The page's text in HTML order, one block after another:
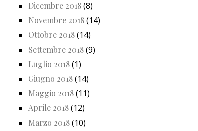
Dicembre 2018(8)
Novembre 2018(14)
Ottobre 2018(14)
Settembre 2018(9)
Luglio 2018(1)
Giugno 2018(14)
Maggio 2018(11)
Aprile 2018(12)
Marzo 2018(10)